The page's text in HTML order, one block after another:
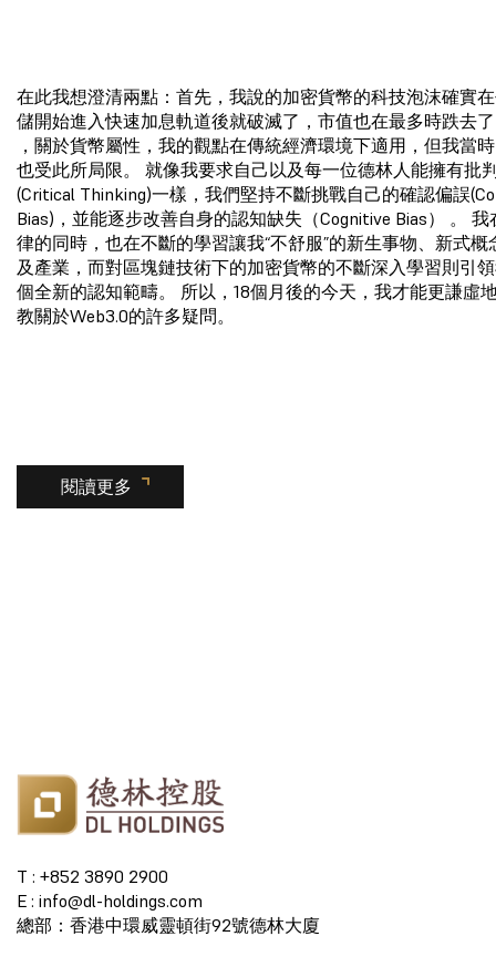
在此我想澄清兩點：首先，我說的加密貨幣的科技泡沫確實
儲開始進入快速加息軌道後就破滅了，市值也在最多時跌去
，關於貨幣屬性，我的觀點在傳統經濟環境下適用，但我當
也受此所局限。 就像我要求自己以及每一位德林人能擁有批
(Critical Thinking)一樣，我們堅持不斷挑戰自己的確認偏誤
Bias)，並能逐步改善自身的認知缺失（Cognitive Bias） 。
律的同時，也在不斷的學習讓我“不舒服”的新生事物、新式概
及產業，而對區塊鏈技術下的加密貨幣的不斷深入學習則引
個全新的認知範疇。 所以，18個月後的今天，我才能更謙虛
教關於Web3.0的許多疑問。
閱讀更多
T : +852 3890 2900
E : info@dl-holdings.com
總部：香港中環威靈頓街92號德林大廈